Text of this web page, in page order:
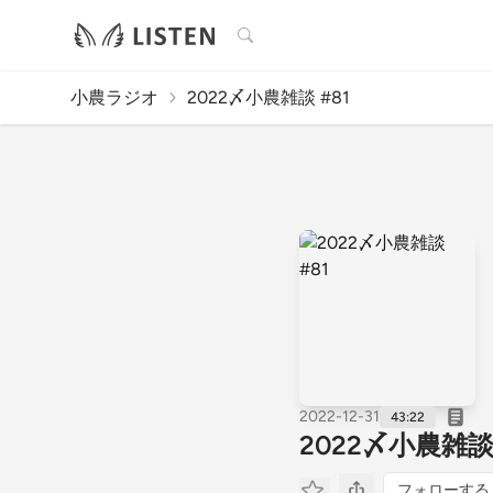
検索
小農ラジオ 2022〆小農雑談 #81
2022-12-31 43:22
2022〆小農雑